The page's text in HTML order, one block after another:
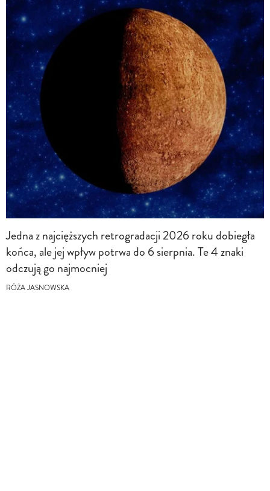
Jedna z najcięższych retrogradacji 2026 roku dobiegła
końca, ale jej wpływ potrwa do 6 sierpnia. Te 4 znaki
odczują go najmocniej
RÓŻA JASNOWSKA